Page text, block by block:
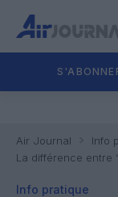
Air Journal
Info
La différence entre
Info pratique